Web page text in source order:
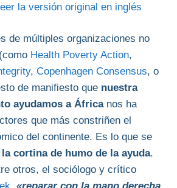
la versión original en inglés
de múltiples organizaciones no
Health Poverty Action,
,Copenhagen Consensus, o
de manifiesto que nuestra
ayudamos a Áfricanos ha
que más constriñen el
del continente. Es lo que se
la cortina de humo de la ayuda.
otros, el sociólogo y crítico